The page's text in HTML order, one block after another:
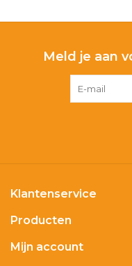
Meld je aan
Klantenservice
Producten
Mijn account